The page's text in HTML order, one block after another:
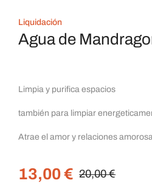
Liquidación
Agua de
Limpia y purifica espacios
también para limpiar
Atrae el amor y relaciones
20,00€
13,00€